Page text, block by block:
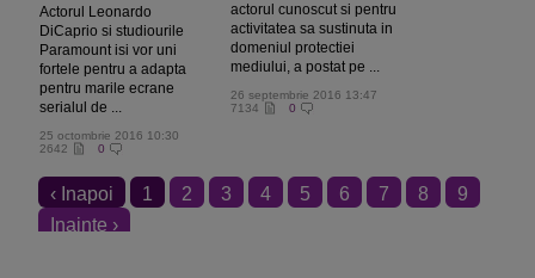
Actorul Leonardo
DiCaprio si studiourile
Paramount isi vor uni
fortele pentru a adapta
pentru marile ecrane
serialul de ...
25 octombrie 2016 10:30
2642
0
actorul cunoscut si pentru
activitatea sa sustinuta in
domeniul protectiei
mediului, a postat pe ...
26 septembrie 2016 13:47
7134
0
‹ Inapoi 1 2 3 4 5 6 7 8
9
Inainte ›